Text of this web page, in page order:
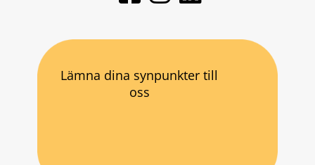
Lämna dina synpunkter till
oss